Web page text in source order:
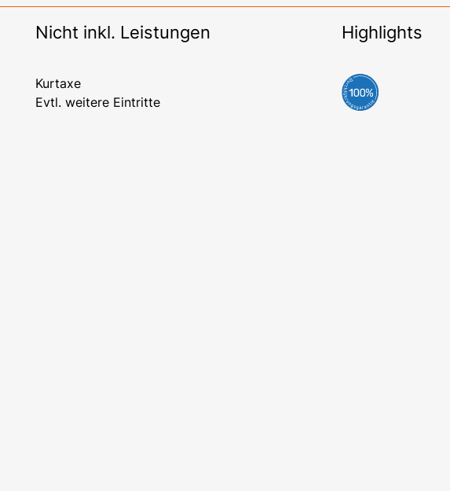
Nicht inkl. Leistungen
Kurtaxe
Evtl. weitere Eintritte
Highlights